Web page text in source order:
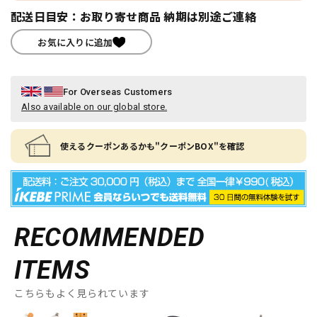
配送日目安：お取り寄せ商品 納期は別途ご連絡
お気に入りに追加
For Overseas Customers
Also available on our global store.
使えるクーポンあるかも"クーポンBOX"を確認
RECOMMENDED
ITEMS
こちらもよく見られています